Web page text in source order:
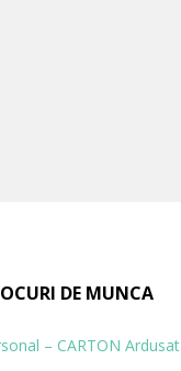
DE MUNCA
– CARTON Ardusat